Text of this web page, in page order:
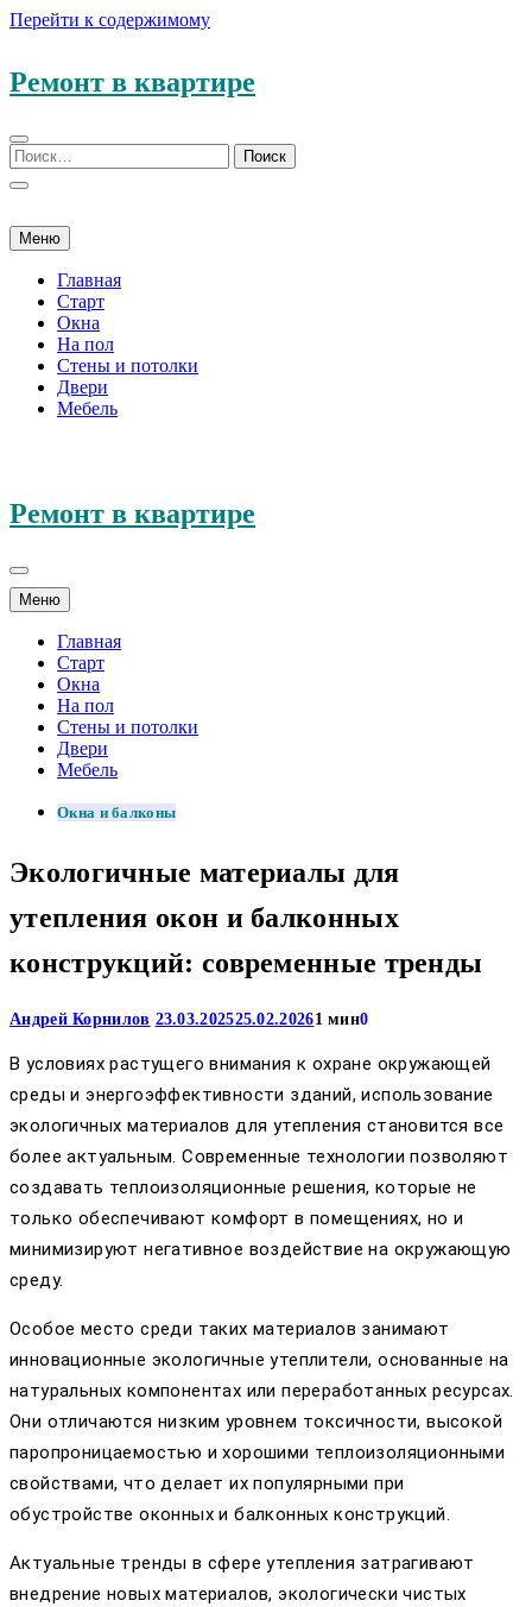
Перейти к содержимому
Ремонт в квартире
Меню
Главная
Старт
Окна
На пол
Стены и потолки
Двери
Мебель
Ремонт в квартире
Меню
Главная
Старт
Окна
На пол
Стены и потолки
Двери
Мебель
Окна и балконы
Экологичные материалы для
утепления окон и балконных
конструкций: современные тренды
Андрей Корнилов 23.03.202525.02.20261 мин0
В условиях растущего внимания к охране окружающей
среды и энергоэффективности зданий, использование
экологичных материалов для утепления становится все
более актуальным. Современные технологии позволяют
создавать теплоизоляционные решения, которые не
только обеспечивают комфорт в помещениях, но и
минимизируют негативное воздействие на окружающую
среду.
Особое место среди таких материалов занимают
инновационные экологичные утеплители, основанные на
натуральных компонентах или переработанных ресурсах.
Они отличаются низким уровнем токсичности, высокой
паропроницаемостью и хорошими теплоизоляционными
свойствами, что делает их популярными при
обустройстве оконных и балконных конструкций.
Актуальные тренды в сфере утепления затрагивают
внедрение новых материалов, экологически чистых